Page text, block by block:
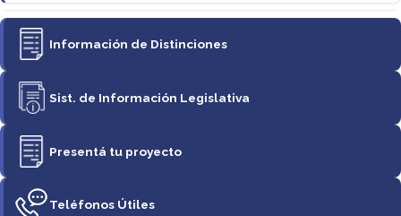
Información de Distinciones
Sist. de Información Legislativa
Presentá tu proyecto
Teléfonos Útiles